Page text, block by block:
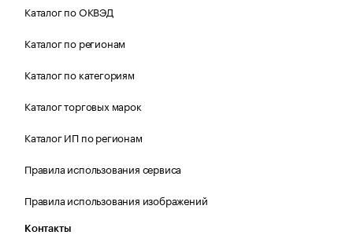
Каталог по ОКВЭД
Каталог по регионам
Каталог по категориям
Каталог торговых марок
Каталог ИП по регионам
Правила использования сервиса
Правила использования изображений
Контакты